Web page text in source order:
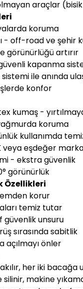
araçlar
koruma
- off-road ve şehir
görünürlüğü artırır
kapanma
ile anında
konfor
kumaş -
koruma
kullanımda
veya eşdeğer
- ekstra güvenlik
görünürlük
Özellikleri
korur
temiz tutar
unsuru
sırasında sabitlik
açılmayı önler
her iki bacağa
makine